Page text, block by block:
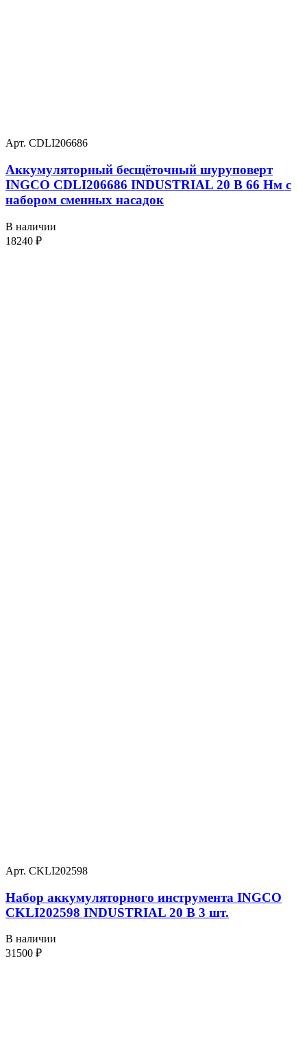
Арт. CDLI206686
Аккумуляторный бесщёточный шуруповерт
INGCO CDLI206686 INDUSTRIAL 20 В 66 Нм с
набором сменных насадок
В наличии
18240 ₽
Арт. CKLI202598
Набор аккумуляторного инструмента INGCO
CKLI202598 INDUSTRIAL 20 В 3 шт.
В наличии
31500 ₽